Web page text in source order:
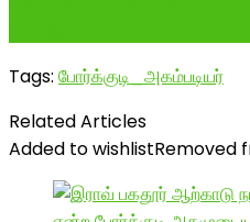
Tags: போர்க்குடி_அகம்படியர்
Related Articles
Added to wishlistRemoved